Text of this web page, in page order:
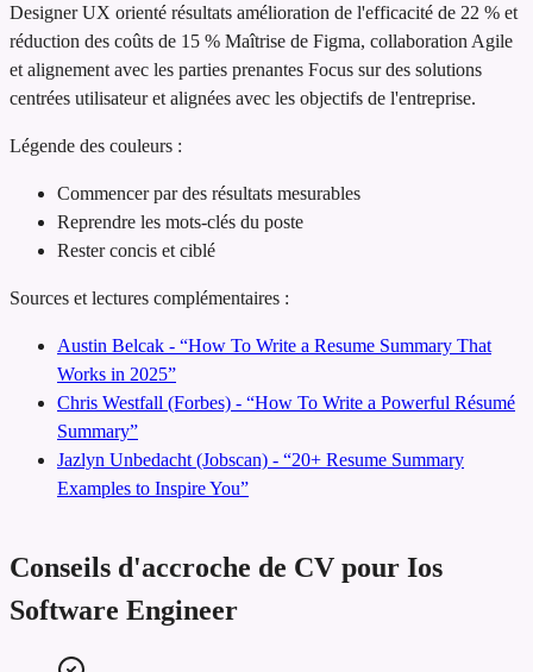
Designer UX orienté résultats amélioration de l'efficacité de 22 % et
réduction des coûts de 15 % Maîtrise de Figma, collaboration Agile
et alignement avec les parties prenantes Focus sur des solutions
centrées utilisateur et alignées avec les objectifs de l'entreprise.
Légende des couleurs :
Commencer par des résultats mesurables
Reprendre les mots-clés du poste
Rester concis et ciblé
Sources et lectures complémentaires :
Austin Belcak - “How To Write a Resume Summary That
Works in 2025”
Chris Westfall (Forbes) - “How To Write a Powerful Résumé
Summary”
Jazlyn Unbedacht (Jobscan) - “20+ Resume Summary
Examples to Inspire You”
Conseils d'accroche de CV pour Ios
Software Engineer